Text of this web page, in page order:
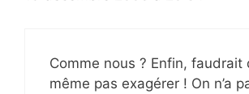
Comme nous ? Enfin, faudrait
même pas exagérer ! On n’a